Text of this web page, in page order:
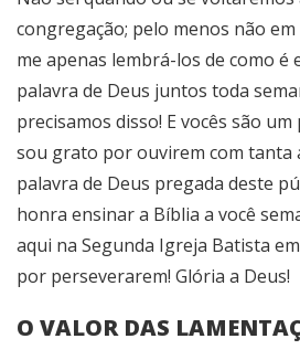
congregação; pelo menos não
me apenas lembrá-los de como é
palavra de Deus juntos toda
precisamos disso! E vocês são
sou grato por ouvirem com tanta
palavra de Deus pregada deste
honra ensinar a Bíblia a você
aqui na Segunda Igreja Batista
por perseverarem! Glória a Deus!
O VALOR DAS